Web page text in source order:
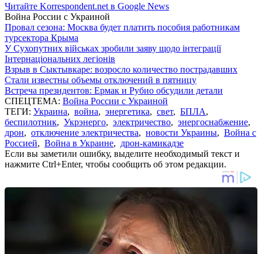
Читайте Korrespondent.net в Google News
Война России с Украиной
Провал сезона: Москва будет платить пособия работникам
турсектора Крыма
У Сухопутних військах зробили заяву щодо інтеграції
Інтернаціональних легіонів
Взрыв в Сыктывкаре: возросло количество пострадавших
Стали известны объемы отключений в пятницу
Встреча президентов: Ермак и Рубио обсудили детали
СПЕЦТЕМА: Война России с Украиной
ТЕГИ: Украина, война, энергетика, свет, БПЛА,
беспилотник, Укрэнерго, электричество, энергоснабжение,
дрон, отключение электричества, новости Украины, Война с
Россией, Война в Украине, дрон-камикадзе
Если вы заметили ошибку, выделите необходимый текст и
нажмите Ctrl+Enter, чтобы сообщить об этом редакции.